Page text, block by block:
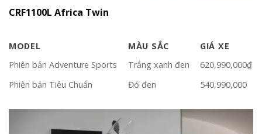
CRF1100L Africa Twin
MODEL MÀU SẮC
GIÁ XE
Phiên bản Adventure Sports
Trắng xanh đen
620,990,000₫
Phiên bản Tiêu Chuẩn
Đỏ đen 540,990,000